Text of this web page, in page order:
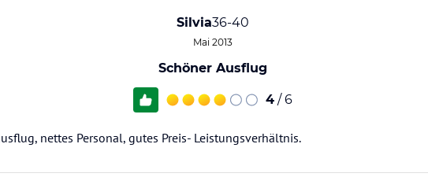
Silvia36-40
Mai 2013
Schöner Ausflug
4 / 6
nettes Personal, gutes Preis- Leistungsverhältnis.